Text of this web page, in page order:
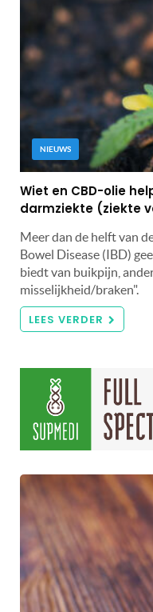
NIEUWS
Wiet en CBD-olie
darmziekte (ziekte
Meer dan de helft van
Bowel Disease (IBD)
biedt van buikpijn,
misselijkheid/braken".
LEES VERDER